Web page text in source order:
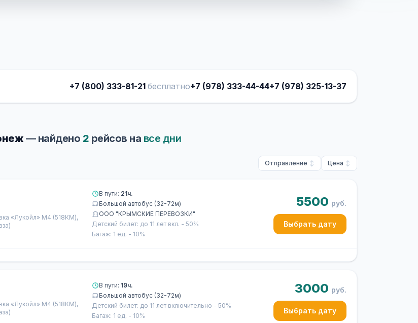
+7 (800) 333-81-21 бесплатно+7 (978) 333-44-44+7 (978) 325-13-37
— найдено 2 рейсов на все дни
Отправление Цена
«Лукойл» М4 (518КМ),
В пути: 21ч.
Большой автобус (32-72м)
ООО "КРЫМСКИЕ ПЕРЕВОЗКИ"
Детский билет: до 11 лет вкл. - 50%
Багаж: 1 ед. - 10%
5500 руб.
Выбрать дату
«Лукойл» М4 (518КМ),
В пути: 19ч.
Большой автобус (32-72м)
Детский билет: до 11 лет включительно - 50%
Багаж: 1 ед. - 10%
3000 руб.
Выбрать дату